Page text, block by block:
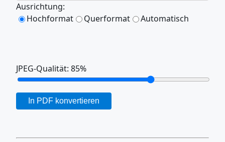
Ausrichtung:
Hochformat
Querformat Automatisch
JPEG-Qualität: 85%
In PDF konvertieren